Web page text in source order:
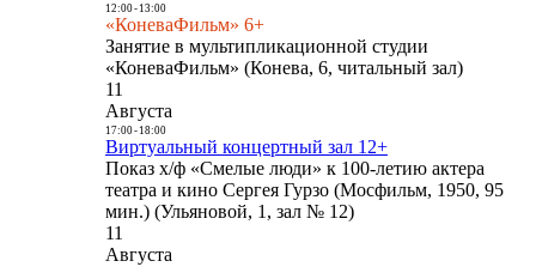
12:00- 13:00
«КоневаФильм» 6+
Занятие в мультипликационной студии
«КоневаФильм» (Конева, 6, читальный зал)
11
Августа
17:00- 18:00
Виртуальный концертный зал 12+
Показ х/ф «Смелые люди» к 100-летию актера
театра и кино Сергея Гурзо (Мосфильм, 1950, 95
мин.) (Ульяновой, 1, зал № 12)
11
Августа